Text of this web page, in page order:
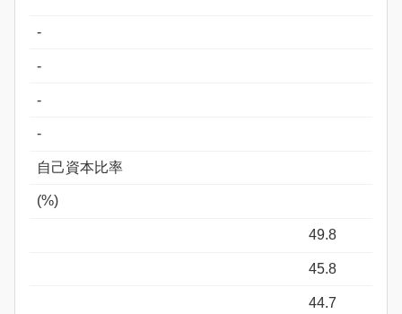
-
-
-
-
自己資本比率
(%)
49.8
45.8
44.7